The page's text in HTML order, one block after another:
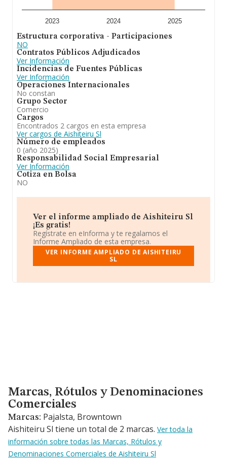
2023 2024 2025
Estructura corporativa - Participaciones
NO
Contratos Públicos Adjudicados
Ver Información
Incidencias de Fuentes Públicas
Ver Información
Operaciones Internacionales
No constan
Grupo Sector
Comercio
Cargos
Encontrados 2 cargos en esta empresa
Ver cargos de Aishiteiru Sl
Número de empleados
0 (año 2025)
Responsabilidad Social Empresarial
Ver Información
Cotiza en Bolsa
NO
Ver el informe ampliado de Aishiteiru Sl
¡Es gratis!
Regístrate en eInforma y te regalamos el
Informe Ampliado de esta empresa.
VER INFORME AMPLIADO DE AISHITEIRU
SL
Marcas, Rótulos y Denominaciones Comerciales
Marcas, Rótulos y Denominaciones
Comerciales
Marcas: Pajalsta, Browntown
Aishiteiru Sl tiene un total de 2 marcas. Ver toda la
información sobre todas las Marcas, Rótulos y
Denominaciones Comerciales de Aishiteiru Sl